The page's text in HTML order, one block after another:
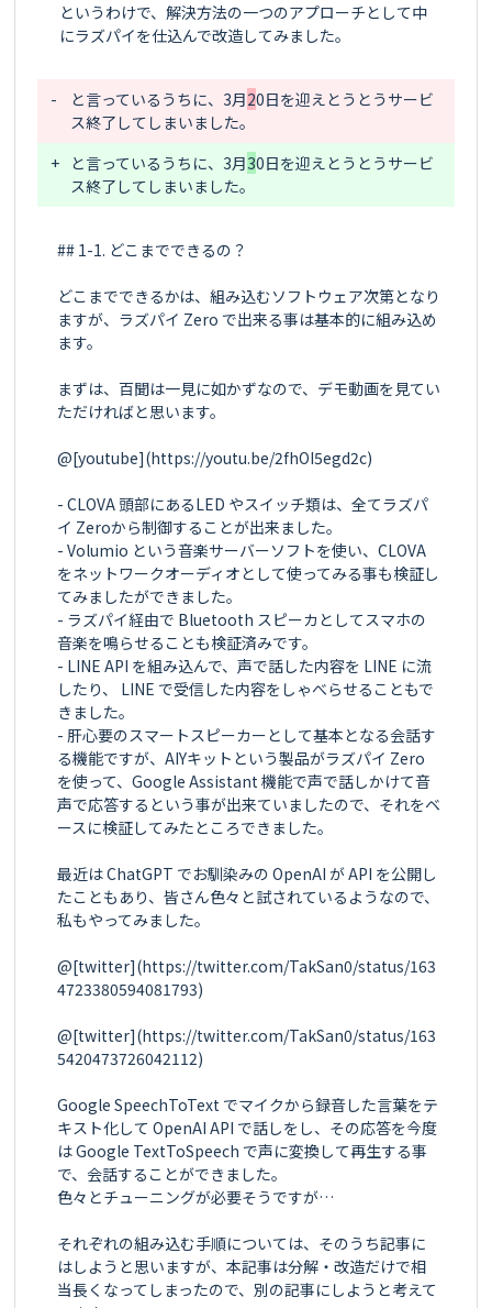
というわけで、解決方法の一つのアプローチとして中
にラズパイを仕込んで改造してみました。
- と言っているうちに、3月20日を迎えとうとうサービ
+ と言っているうちに、3月30日を迎えとうとうサービ